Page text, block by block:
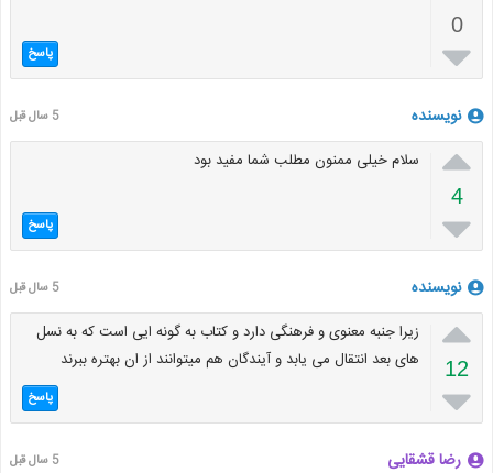
0
 پاسخ
نویسنده 5 سال قبل

4

سلام خیلی ممنون مطلب شما مفید بود
پاسخ
نویسنده 5 سال قبل

12

زیرا جنبه معنوی و فرهنگی دارد و کتاب به گونه ایی است که به نسل
های بعد انتقال می یابد و آیندگان هم میتوانند از ان بهتره ببرند
پاسخ
رضا قشقایی 5 سال قبل